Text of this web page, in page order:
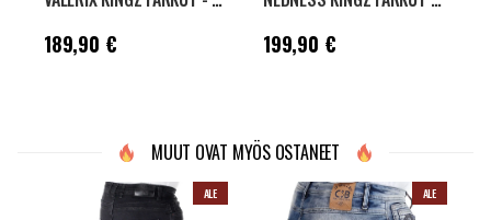
Hinta :189,90 €
189,90 €
Hinta :199,90 €
199,90 €
MUUT OVAT MYÖS OSTANEET
ALE ALE